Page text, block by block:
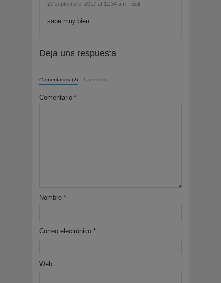
27 septiembre, 2017 at 12:34 am · Edit
sabe muy bien
Deja una respuesta
Comentarios (2) Facebook
Comentario *
Nombre *
Correo electrónico *
Web